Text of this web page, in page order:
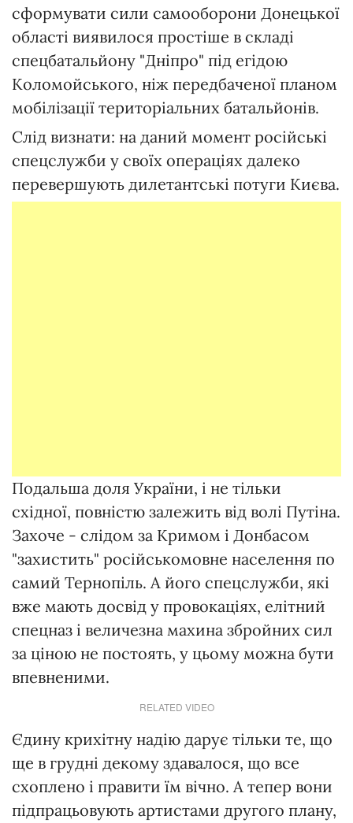
сформувати сили самооборони Донецької
області виявилося простіше в складі
спецбатальйону "Дніпро" під егідою
Коломойського, ніж передбаченої планом
мобілізації територіальних батальйонів.
Слід визнати: на даний момент російські
спецслужби у своїх операціях далеко
перевершують дилетантські потуги Києва.
Подальша доля України, і не тільки
східної, повністю залежить від волі Путіна.
Захоче - слідом за Кримом і Донбасом
"захистить" російськомовне населення по
самий Тернопіль. А його спецслужби, які
вже мають досвід у провокаціях, елітний
спецназ і величезна махина збройних сил
за ціною не постоять, у цьому можна бути
впевненими.
RELATED VIDEO
Єдину крихітну надію дарує тільки те, що
ще в грудні декому здавалося, що все
схоплено і правити їм вічно. А тепер вони
підпрацьовують артистами другого плану,